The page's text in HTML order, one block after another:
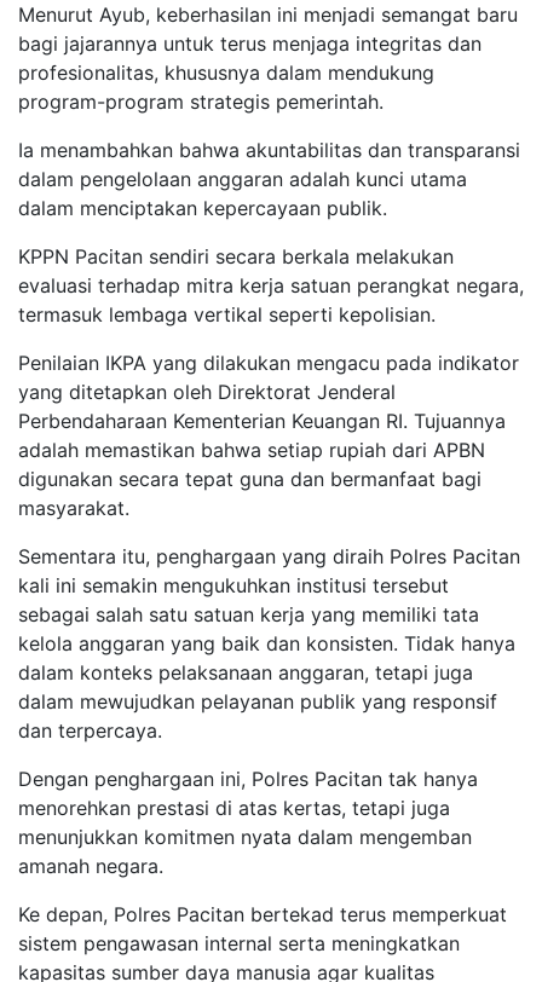
Menurut Ayub, keberhasilan ini menjadi semangat baru
bagi jajarannya untuk terus menjaga integritas dan
profesionalitas, khususnya dalam mendukung
program-program strategis pemerintah.
Ia menambahkan bahwa akuntabilitas dan transparansi
dalam pengelolaan anggaran adalah kunci utama
dalam menciptakan kepercayaan publik.
KPPN Pacitan sendiri secara berkala melakukan
evaluasi terhadap mitra kerja satuan perangkat negara,
termasuk lembaga vertikal seperti kepolisian.
Penilaian IKPA yang dilakukan mengacu pada indikator
yang ditetapkan oleh Direktorat Jenderal
Perbendaharaan Kementerian Keuangan RI. Tujuannya
adalah memastikan bahwa setiap rupiah dari APBN
digunakan secara tepat guna dan bermanfaat bagi
masyarakat.
Sementara itu, penghargaan yang diraih Polres Pacitan
kali ini semakin mengukuhkan institusi tersebut
sebagai salah satu satuan kerja yang memiliki tata
kelola anggaran yang baik dan konsisten. Tidak hanya
dalam konteks pelaksanaan anggaran, tetapi juga
dalam mewujudkan pelayanan publik yang responsif
dan terpercaya.
Dengan penghargaan ini, Polres Pacitan tak hanya
menorehkan prestasi di atas kertas, tetapi juga
menunjukkan komitmen nyata dalam mengemban
amanah negara.
Ke depan, Polres Pacitan bertekad terus memperkuat
sistem pengawasan internal serta meningkatkan
kapasitas sumber daya manusia agar kualitas